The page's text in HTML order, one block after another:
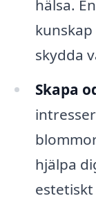
hälsa.
skydda
Skapa
hjälpa